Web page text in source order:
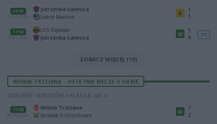
14:00
24.05.2026
Jutrzenka Ławnica
Sokół Malinie
R
1
1
17:00
16.05.2026
LKS Dębiaki
Jutrzenka Ławnica
W
1
6
TV
ZOBACZ WIĘCEJ (19)
WIŚNIA TRZCIANA - OSTATNIE MECZE U SIEBIE
2025/2026 · RZESZÓW > KLASA B, GR. V
17:00
06.06.2026
Wiśnia Trzciana
Strażak II Grochowe
W
7
2